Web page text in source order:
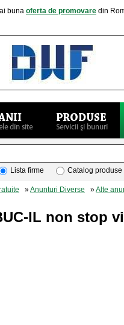
buna oferta de promovare din
Lista firme Catalog produse
»Anunturi Diverse »Alte
IL non stop